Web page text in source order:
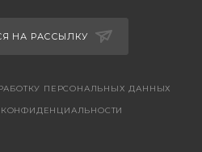
НА РАССЫЛКУ
ПЕРСОНАЛЬНЫХ ДАННЫХ